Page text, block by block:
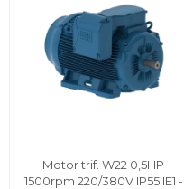
Motor trif. W22 0,5HP
1500rpm 220/380V IP55 IE1 -